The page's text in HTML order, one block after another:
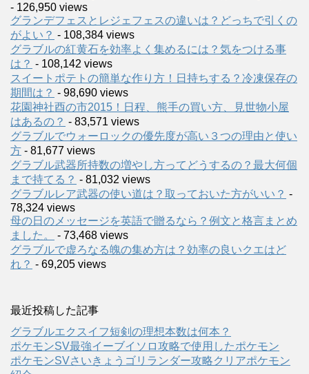
- 126,950 views
グランデフェスとレジェフェスの違いは？どっちで引くの
がよい？ - 108,384 views
グラブルの紅黄石を効率よく集めるには？気をつける事
は？ - 108,142 views
スイートポテトの簡単な作り方！日持ちする？冷凍保存の
期間は？ - 98,690 views
花園神社酉の市2015！日程、熊手の買い方、見世物小屋
はあるの？ - 83,571 views
グラブルでウォーロックの優先度が高い３つの理由と使い
方 - 81,677 views
グラブル武器所持数の増やし方ってどうするの？最大何個
まで持てる？ - 81,032 views
グラブルレア武器の使い道は？取っておいた方がいい？ -
78,324 views
母の日のメッセージを英語で贈るなら？例文と格言まとめ
ました。
- 73,468 views
グラブルで虚ろなる魄の集め方は？効率の良いクエはど
れ？ - 69,205 views
最近投稿した記事
グラブルエクスイフ短剣の理想本数は何本？
ポケモンSV最強イーブイソロ攻略で使用したポケモン
ポケモンSVさいきょうゴリランダー攻略クリアポケモン